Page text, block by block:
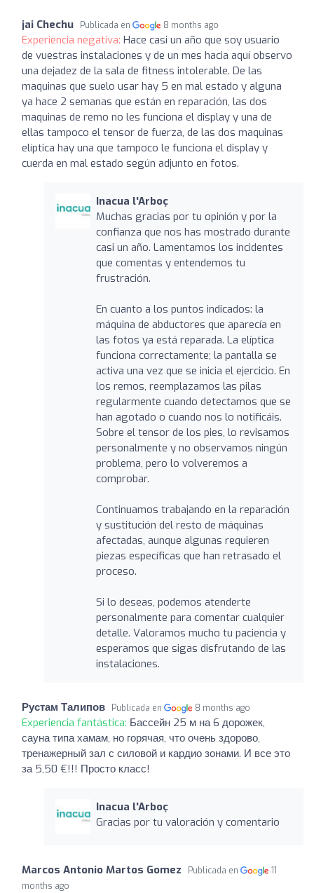
jai Chechu Publicada en 8 months ago
Experiencia negativa: Hace casi un año que soy usuario
de vuestras instalaciones y de un mes hacia aquí observo
una dejadez de la sala de fitness intolerable. De las
maquinas que suelo usar hay 5 en mal estado y alguna
ya hace 2 semanas que están en reparación, las dos
maquinas de remo no les funciona el display y una de
ellas tampoco el tensor de fuerza, de las dos maquinas
elíptica hay una que tampoco le funciona el display y
cuerda en mal estado según adjunto en fotos.
Inacua l'Arboç
Muchas gracias por tu opinión y por la
confianza que nos has mostrado durante
casi un año. Lamentamos los incidentes
que comentas y entendemos tu
frustración.
En cuanto a los puntos indicados: la
máquina de abductores que aparecía en
las fotos ya está reparada. La elíptica
funciona correctamente; la pantalla se
activa una vez que se inicia el ejercicio. En
los remos, reemplazamos las pilas
regularmente cuando detectamos que se
han agotado o cuando nos lo notificáis.
Sobre el tensor de los pies, lo revisamos
personalmente y no observamos ningún
problema, pero lo volveremos a
comprobar.
Continuamos trabajando en la reparación
y sustitución del resto de máquinas
afectadas, aunque algunas requieren
piezas específicas que han retrasado el
proceso.
Si lo deseas, podemos atenderte
personalmente para comentar cualquier
detalle. Valoramos mucho tu paciencia y
esperamos que sigas disfrutando de las
instalaciones.
Рустам Талипов Publicada en 8 months ago
Experiencia fantástica: Бассейн 25 м на 6 дорожек,
сауна типа хамам, но горячая, что очень здорово,
тренажерный зал с силовой и кардио зонами. И все это
за 5,50 €!!! Просто класс!
Inacua l'Arboç
Gracias por tu valoración y comentario
Marcos Antonio Martos Gomez Publicada en
11
months ago